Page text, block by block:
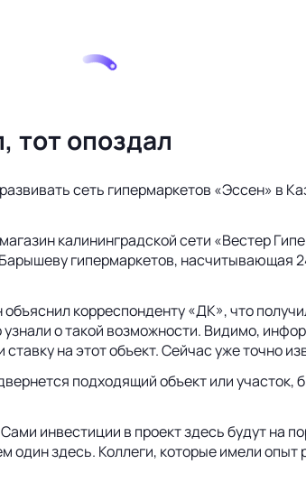
тот опоздал
сеть гипермаркетов «Эссен» в
калининградской сети «Вестер
гипермаркетов, насчитывающая
корреспонденту «ДК», что
о такой возможности. Видимо,
на этот объект. Сейчас уже точно
подходящий объект или участок,
инвестиции в проект здесь будут на
здесь. Коллеги, которые имели